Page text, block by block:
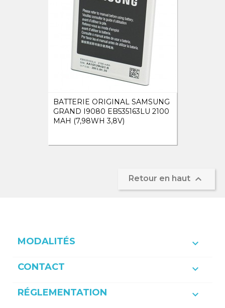
BATTERIE ORIGINAL SAMSUNG
GRAND I9080 EB535163LU 2100
MAH (7,98WH 3,8V)
Retour en haut 
MODALITÉS 
CONTACT 
RÉGLEMENTATION 